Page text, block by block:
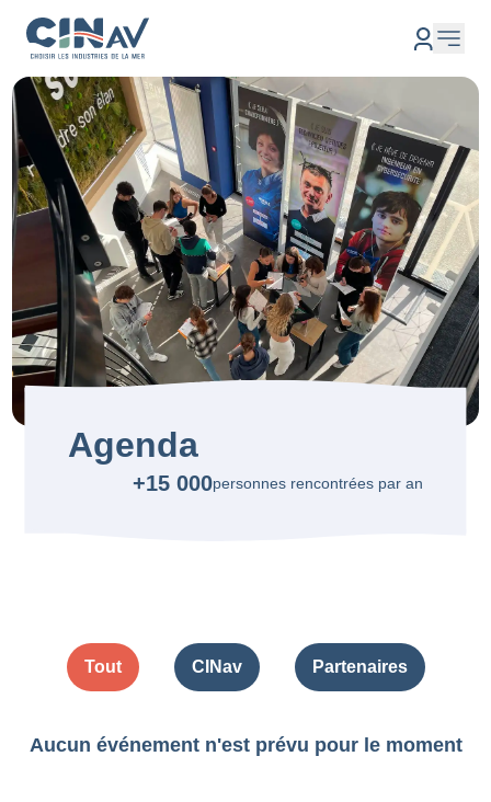
Agenda
+15 000personnes rencontrées par an
Tout CINav Partenaires
Aucun événement n'est prévu pour le moment